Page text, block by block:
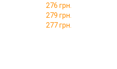
276 грн.
279 грн.
277 грн.